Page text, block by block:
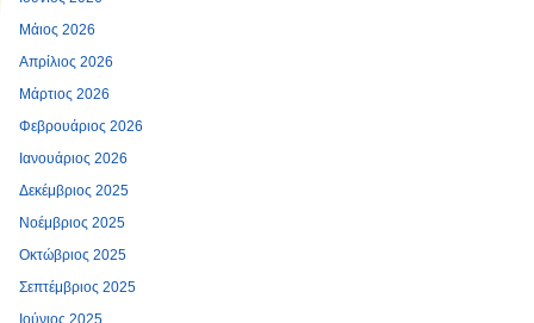
Μάιος 2026
Απρίλιος 2026
Μάρτιος 2026
Φεβρουάριος 2026
Ιανουάριος 2026
Δεκέμβριος 2025
Νοέμβριος 2025
Οκτώβριος 2025
Σεπτέμβριος 2025
Ιούνιος 2025